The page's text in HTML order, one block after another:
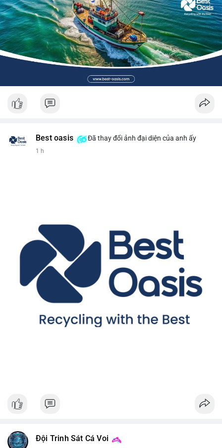
Best oasis Đã thay đổi ảnh đại diện của anh ấy
1 h
Đội Trinh Sát Cá Voi